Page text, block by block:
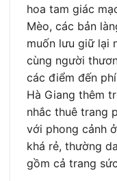
hoa tam giác
Mèo, các bản
muốn lưu giữ lại
cùng người
các điểm đến
Hà Giang thêm
nhắc thuê trang
với phong cảnh
khá rẻ, thường
gồm cả trang